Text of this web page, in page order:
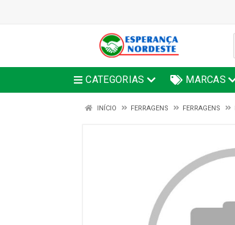
CATEGORIAS MARCAS
INÍCIO FERRAGENS FERRAGENS